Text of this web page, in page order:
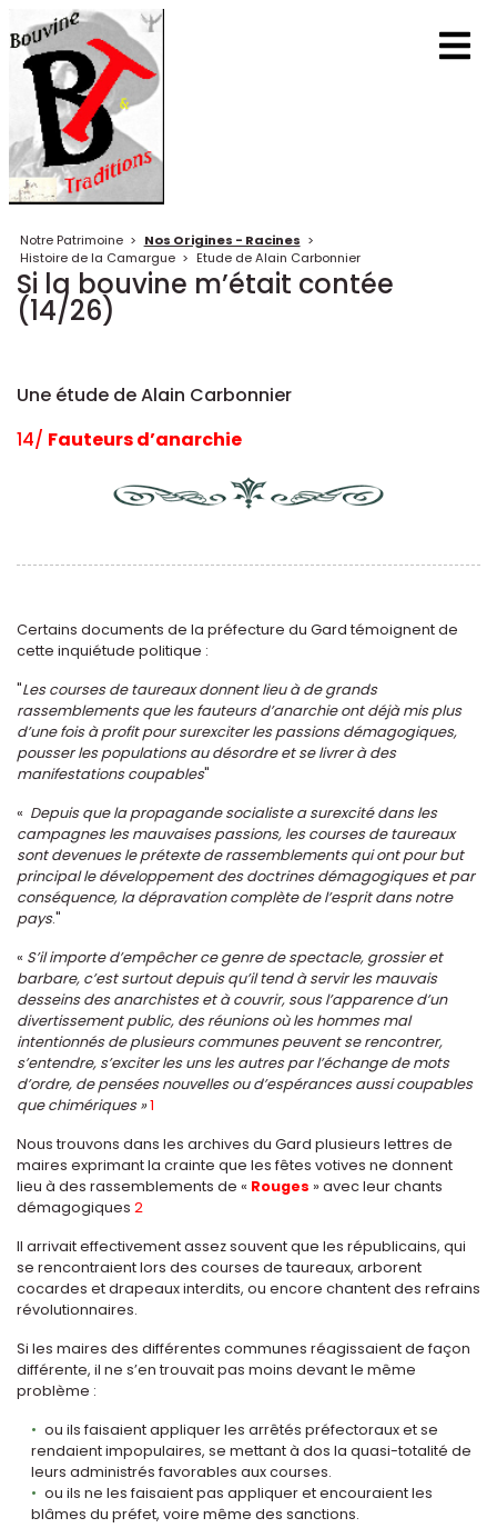
Notre Patrimoine > Nos Origines - Racines >
Histoire de la Camargue > Etude de Alain Carbonnier
Si la bouvine m’était contée
(14/26)
Une étude de Alain Carbonnier
14/ Fauteurs d’anarchie
Certains documents de la préfecture du Gard témoignent de
cette inquiétude politique :
"Les courses de taureaux donnent lieu à de grands
rassemblements que les fauteurs d’anarchie ont déjà mis plus
d’une fois à profit pour surexciter les passions démagogiques,
pousser les populations au désordre et se livrer à des
manifestations coupables"
« Depuis que la propagande socialiste a surexcité dans les
campagnes les mauvaises passions, les courses de taureaux
sont devenues le prétexte de rassemblements qui ont pour but
principal le développement des doctrines démagogiques et par
conséquence, la dépravation complète de l’esprit dans notre
pays."
« S’il importe d’empêcher ce genre de spectacle, grossier et
barbare, c’est surtout depuis qu’il tend à servir les mauvais
desseins des anarchistes et à couvrir, sous l’apparence d’un
divertissement public, des réunions où les hommes mal
intentionnés de plusieurs communes peuvent se rencontrer,
s’entendre, s’exciter les uns les autres par l’échange de mots
d’ordre, de pensées nouvelles ou d’espérances aussi coupables
que chimériques »1
Nous trouvons dans les archives du Gard plusieurs lettres de
maires exprimant la crainte que les fêtes votives ne donnent
lieu à des rassemblements de « Rouges » avec leur chants
démagogiques 2
Il arrivait effectivement assez souvent que les républicains, qui
se rencontraient lors des courses de taureaux, arborent
cocardes et drapeaux interdits, ou encore chantent des refrains
révolutionnaires.
Si les maires des différentes communes réagissaient de façon
différente, il ne s’en trouvait pas moins devant le même
problème :
ou ils faisaient appliquer les arrêtés préfectoraux et se
rendaient impopulaires, se mettant à dos la quasi-totalité de
leurs administrés favorables aux courses.
ou ils ne les faisaient pas appliquer et encouraient les
blâmes du préfet, voire même des sanctions.